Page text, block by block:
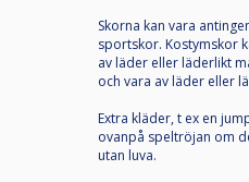
Skorna kan vara
sportskor. Kostymskor
av läder eller läderlikt
och vara av läder eller
Extra kläder, t ex en
ovanpå speltröjan om
utan luva.